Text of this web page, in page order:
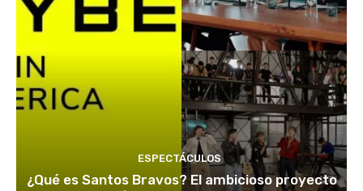
ESPECTÁCULOS
¿Qué es Santos Bravos? El ambicioso proyecto